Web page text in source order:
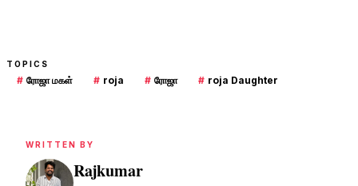
TOPICS
# ரோஜா மகள் # roja # ரோஜா # roja Daughter
WRITTEN BY
Rajkumar